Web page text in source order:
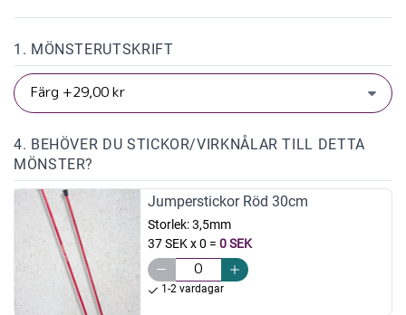
1. MÖNSTERUTSKRIFT
4. BEHÖVER DU STICKOR/VIRKNÅLAR TILL DETTA
MÖNSTER?
Jumperstickor Röd 30cm
Storlek:3,5mm
37 SEK x 0 = 0 SEK
1-2 vardagar